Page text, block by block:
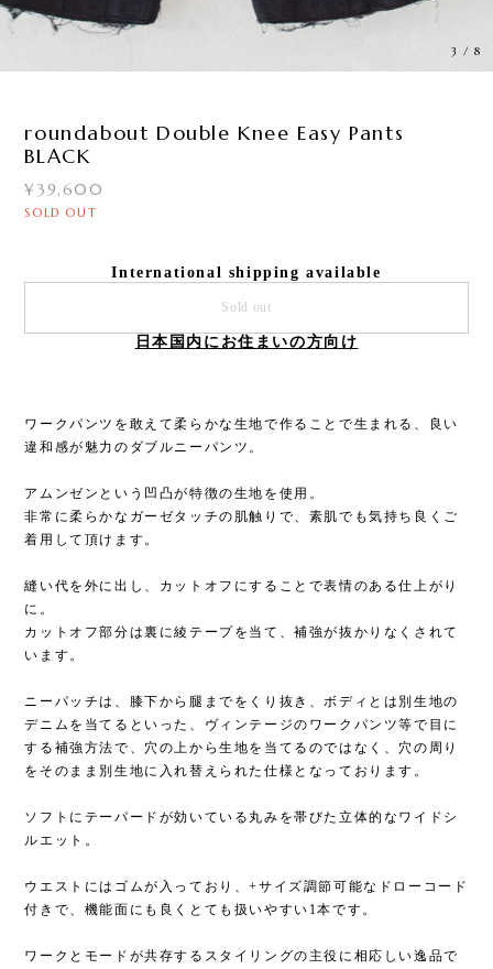
3 /8
roundabout Double Knee Easy Pants
BLACK
¥39,600
SOLD OUT
International shipping available
Sold out
日本国内にお住まいの方向け
ワークパンツを敢えて柔らかな生地で作ることで生まれる、良い
違和感が魅力のダブルニーパンツ。
アムンゼンという凹凸が特徴の生地を使用。
非常に柔らかなガーゼタッチの肌触りで、素肌でも気持ち良くご
着用して頂けます。
縫い代を外に出し、カットオフにすることで表情のある仕上がり
に。
カットオフ部分は裏に綾テープを当て、補強が抜かりなくされて
います。
ニーパッチは、膝下から腿までをくり抜き、ボディとは別生地の
デニムを当てるといった、ヴィンテージのワークパンツ等で目に
する補強方法で、穴の上から生地を当てるのではなく、穴の周り
をそのまま別生地に入れ替えられた仕様となっております。
ソフトにテーパードが効いている丸みを帯びた立体的なワイドシ
ルエット。
ウエストにはゴムが入っており、+サイズ調節可能なドローコード
付きで、機能面にも良くとても扱いやすい1本です。
ワークとモードが共存するスタイリングの主役に相応しい逸品で